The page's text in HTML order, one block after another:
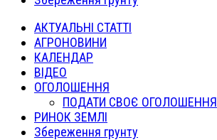
АКТУАЛЬНІ СТАТТІ
АГРОНОВИНИ
КАЛЕНДАР
ВІДЕО
ОГОЛОШЕННЯ
ПОДАТИ СВОЄ ОГОЛОШЕННЯ
РИНОК ЗЕМЛІ
Збереження грунту